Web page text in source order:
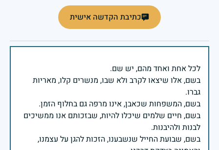
כתיבת הקדשה אישית
בשם, אלו שיצאו לקרב ולא שבו, מנשרים קלו, מאריות
בשם, חיים שלמים שיכלו להיות, שבזכותם אנו ממשיכים
בשם, שבועת החייל שנשבענו, הזכות להגן על עצמנו,